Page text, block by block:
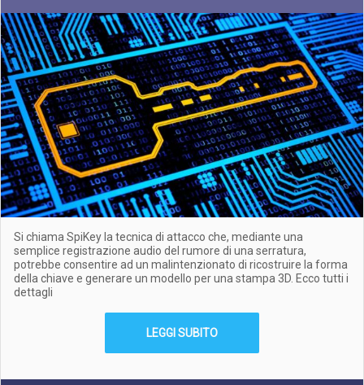
Si chiama SpiKey la tecnica di attacco che, mediante una
semplice registrazione audio del rumore di una serratura,
potrebbe consentire ad un malintenzionato di ricostruire la forma
della chiave e generare un modello per una stampa 3D. Ecco tutti i
dettagli
LEGGI SUBITO